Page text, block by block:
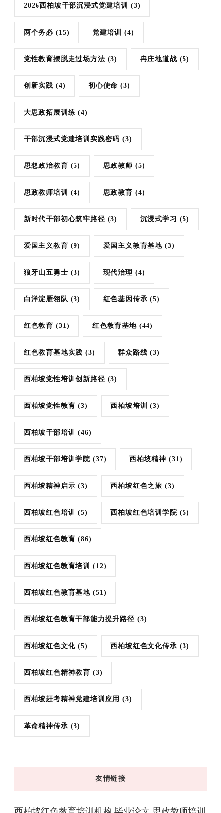
2026西柏坡干部沉浸式党建培训 (3)
两个务必 (15) 党建培训 (4)
党性教育摆脱走过场方法 (3) 冉庄地道战 (5)
创新实践 (4) 初心使命 (3)
大思政拓展训练 (4)
干部沉浸式党建培训实践密码 (3)
思想政治教育 (5) 思政教师 (5)
思政教师培训 (4) 思政教育 (4)
新时代干部初心筑牢路径 (3) 沉浸式学习 (5)
爱国主义教育 (9) 爱国主义教育基地 (3)
狼牙山五勇士 (3) 现代治理 (4)
白洋淀雁翎队 (3) 红色基因传承 (5)
红色教育 (31) 红色教育基地 (44)
红色教育基地实践 (3) 群众路线 (3)
西柏坡党性培训创新路径 (3)
西柏坡党性教育 (3) 西柏坡培训 (3)
西柏坡干部培训 (46)
西柏坡干部培训学院 (37) 西柏坡精神 (31)
西柏坡精神启示 (3) 西柏坡红色之旅 (3)
西柏坡红色培训 (5) 西柏坡红色培训学院 (5)
西柏坡红色教育 (86)
西柏坡红色教育培训 (12)
西柏坡红色教育基地 (51)
西柏坡红色教育干部能力提升路径 (3)
西柏坡红色文化 (5) 西柏坡红色文化传承 (3)
西柏坡红色精神教育 (3)
西柏坡赶考精神党建培训应用 (3)
革命精神传承 (3)
友情链接
西柏坡红色教育培训机构 毕业论文 思政教师培训